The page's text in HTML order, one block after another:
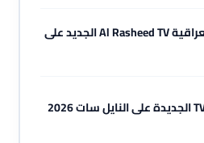
تردد قناة الرشيد العراقية Al Rasheed TV الجديد على